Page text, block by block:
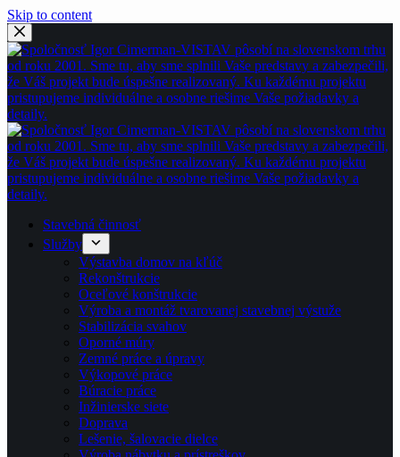
Skip to content
Stavebná činnosť
Služby
Výstavba domov na kľúč
Rekonštrukcie
Oceľové konštrukcie
Výroba a montáž tvarovanej stavebnej výstuže
Stabilizácia svahov
Oporné múry
Zemné práce a úpravy
Výkopové práce
Búracie práce
Inžinierske siete
Doprava
Lešenie, šalovacie dielce